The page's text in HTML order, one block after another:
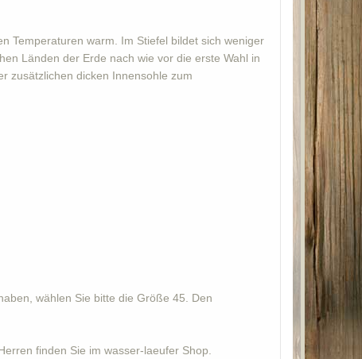
Temperaturen warm. Im Stiefel bildet sich weniger
Länden der Erde nach wie vor die erste Wahl in
zusätzlichen dicken Innensohle zum
wählen Sie bitte die Größe 45. Den
finden Sie im wasser-laeufer Shop.